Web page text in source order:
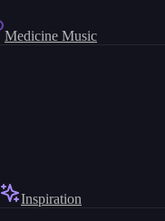
Medicine Music
Inspiration